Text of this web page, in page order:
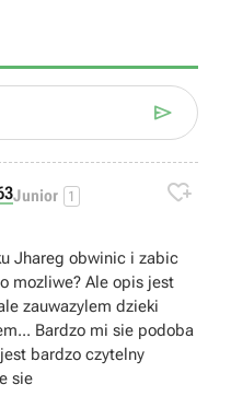

Junior 1 
Jhareg obwinic i zabic
mozliwe? Ale opis jest
zauwazylem dzieki
Bardzo mi sie podoba
bardzo czytelny
sie